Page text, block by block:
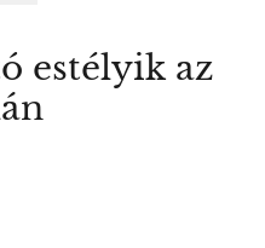
estélyik az